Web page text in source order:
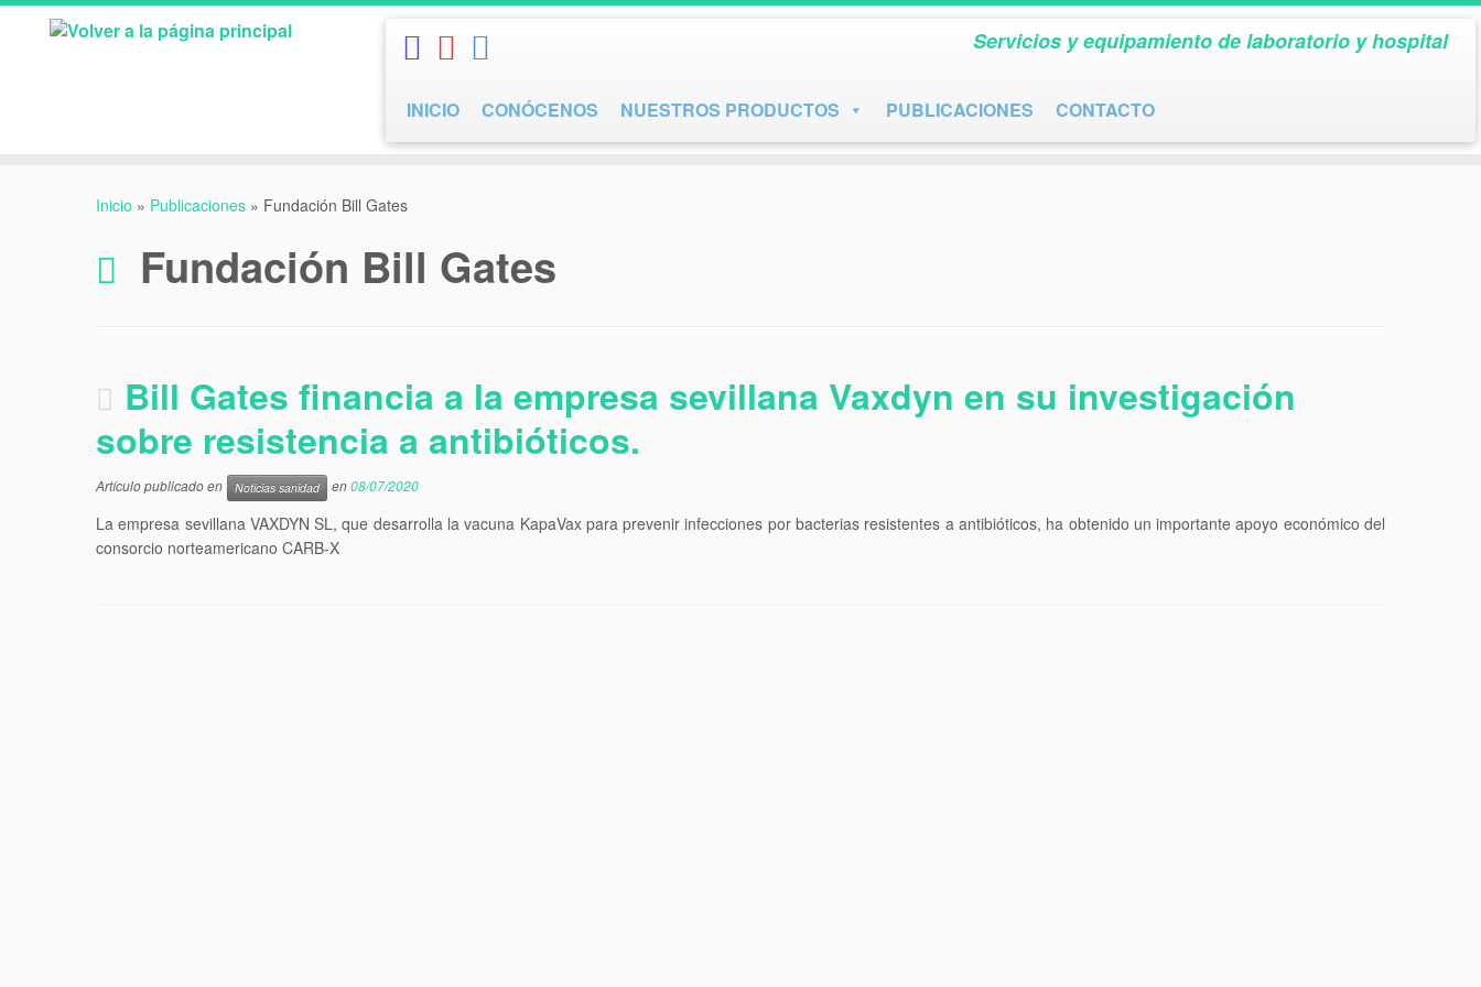
Saltar
Servicios y equipamiento de laboratorio y hospital
INICIO CONÓCENOS NUESTROS PRODUCTOS PUBLICACIONES CONTACTO
Inicio » Publicaciones » Fundación Bill Gates
Fundación Bill Gates
Bill Gates financia a la empresa sevillana Vaxdyn en su investigación
sobre resistencia a antibióticos.
Artículo publicado en Noticias sanidad en08/07/2020
La empresa sevillana VAXDYN SL, que desarrolla la vacuna KapaVax para prevenir infecciones por bacterias resistentes a antibióticos, ha obtenido un importante apoyo económico del
consorcio norteamericano CARB-X